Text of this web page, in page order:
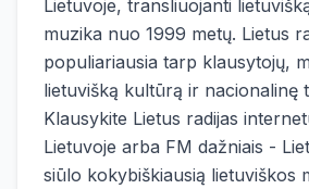
Lietuvoje, transliuojanti
muzika nuo 1999 metų. Lietus
populiariausia tarp klausytojų,
lietuvišką kultūrą ir nacionalinę
Klausykite Lietus radijas
Lietuvoje arba FM dažniais -
siūlo kokybiškiausią lietuviškos